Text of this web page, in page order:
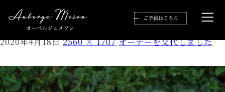
0086
2020年4月18日 2560 × 1707 オーナーを交代しました